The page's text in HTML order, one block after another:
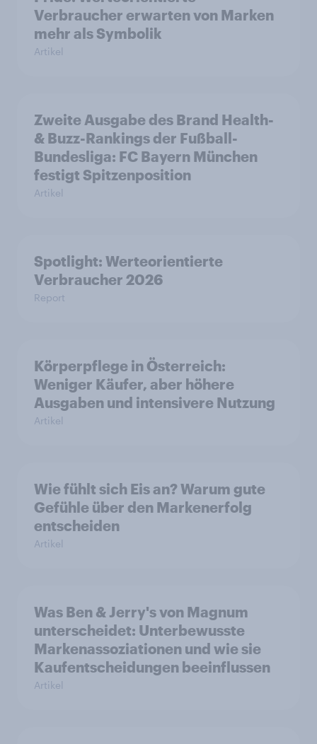
Verbraucher erwarten von Marken
mehr als Symbolik
Artikel
Zweite Ausgabe des Brand Health-
& Buzz-Rankings der Fußball-
Bundesliga: FC Bayern München
festigt Spitzenposition
Artikel
Spotlight: Werteorientierte
Verbraucher 2026
Report
Körperpflege in Österreich:
Weniger Käufer, aber höhere
Ausgaben und intensivere Nutzung
Artikel
Wie fühlt sich Eis an? Warum gute
Gefühle über den Markenerfolg
entscheiden
Artikel
Was Ben & Jerry's von Magnum
unterscheidet: Unterbewusste
Markenassoziationen und wie sie
Kaufentscheidungen beeinflussen
Artikel